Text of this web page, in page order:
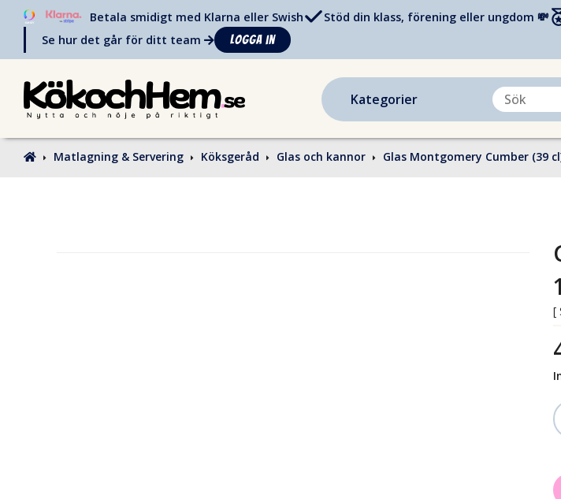
Betala smidigt med Klarna eller Swish Stöd din klass, förening eller ungdom 💸
Se hur det går för ditt team
Logga in
Kategorier
Matlagning & Servering Köksgeråd Glas och kannor Glas Montgomery Cumber (39
[